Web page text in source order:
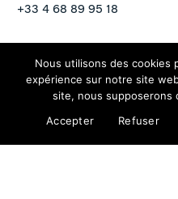
+33 4 68 89 95 18
©
Politique de confidentialité
Nous utilisons des cookies
expérience sur notre site
site, nous supposerons
Accepter
Refuser